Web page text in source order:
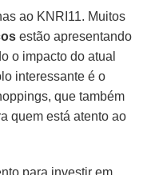
ao KNRI11. Muitos
estão apresentando
o impacto do atual
interessante é o
que também
quem está atento ao